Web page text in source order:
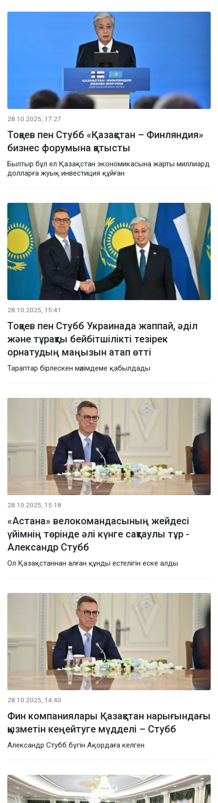
28.10.2025, 17:27
Тоқаев пен Стубб «Қазақстан – Финляндия»
бизнес форумына қатысты
Былтыр бұл ел Қазақстан экономикасына жарты миллиард
долларға жуық инвестиция құйған
28.10.2025, 15:41
Тоқаев пен Стубб Украинада жаппай, әділ
және тұрақты бейбітшілікті тезірек
орнатудың маңызын атап өтті
Тараптар бірлескен мәлімдеме қабылдады
28.10.2025, 15:18
«Астана» велокомандасының жейдесі
үйімнің төрінде әлі күнге сақтаулы тұр -
Александр Стубб
Ол Қазақстаннан алған құнды естелігін еске алды
28.10.2025, 14:40
Фин компаниялары Қазақстан нарығындағы
қызметін кеңейтуге мүдделі – Стубб
Александр Стубб бүгін Ақордаға келген